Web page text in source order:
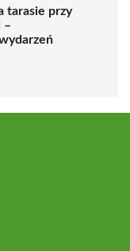
tarasie przy
–